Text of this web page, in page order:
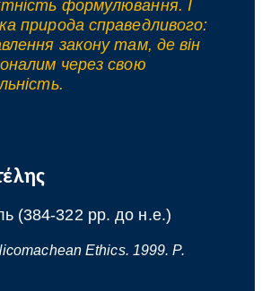
формулювання. І
природа справедливого:
закону там, де він
через свою
(384-322 рр. до н.е.)
Ethics. 1999. P.